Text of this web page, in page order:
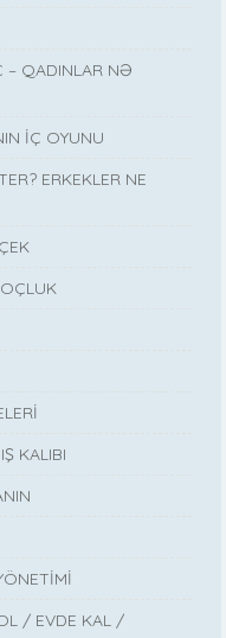
– QADINLAR NƏ
İÇ OYUNU
ERKEKLER NE
KALIBI
/ EVDE KAL /